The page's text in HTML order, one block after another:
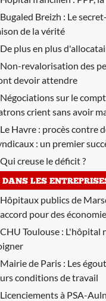
Bugaled Breizh : Le
de la vérité
De plus en plus
Non-revalorisation des
devoir attendre
Négociations sur le
crient sans avoir
Le Havre : procès contre
: un premier
Qui creuse le déficit ?
DANS LES
Hôpitaux publics de
pour des
CHU Toulouse : L'hôpital
Mairie de Paris : Les
conditions de travail
Licenciements à PSA-